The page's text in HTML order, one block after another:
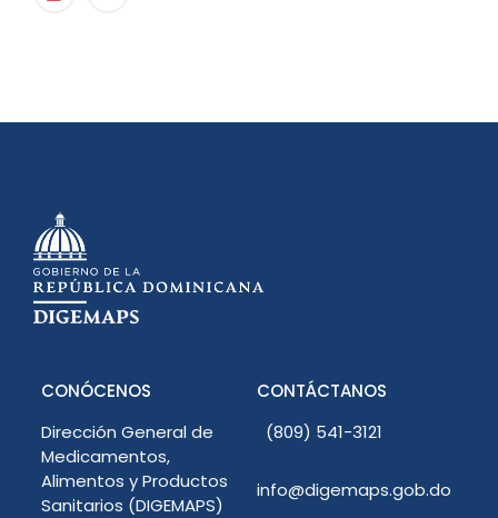
CONÓCENOS
Dirección General de
Medicamentos,
Alimentos y Productos
Sanitarios (DIGEMAPS)
CONTÁCTANOS
(809) 541-3121
info@digemaps.gob.do